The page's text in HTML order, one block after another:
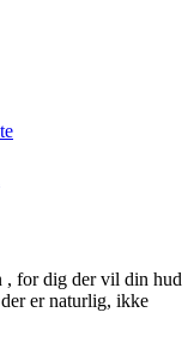
, for dig der vil din hud
er naturlig, ikke